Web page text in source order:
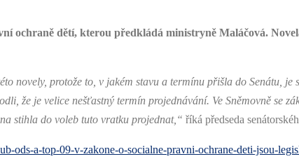
ochraně dětí, kterou předkládá ministryně Maláčová.
novely, protože to, v jakém stavu a termínu přišla do Senátu,
že je velice nešťastný termín projednávání. Ve Sněmovně se
stihla do voleb tuto vratku projednat,“ říká předseda
ods-a-top-09-v-zakone-o-socialne-pravni-ochrane-deti-jsou-